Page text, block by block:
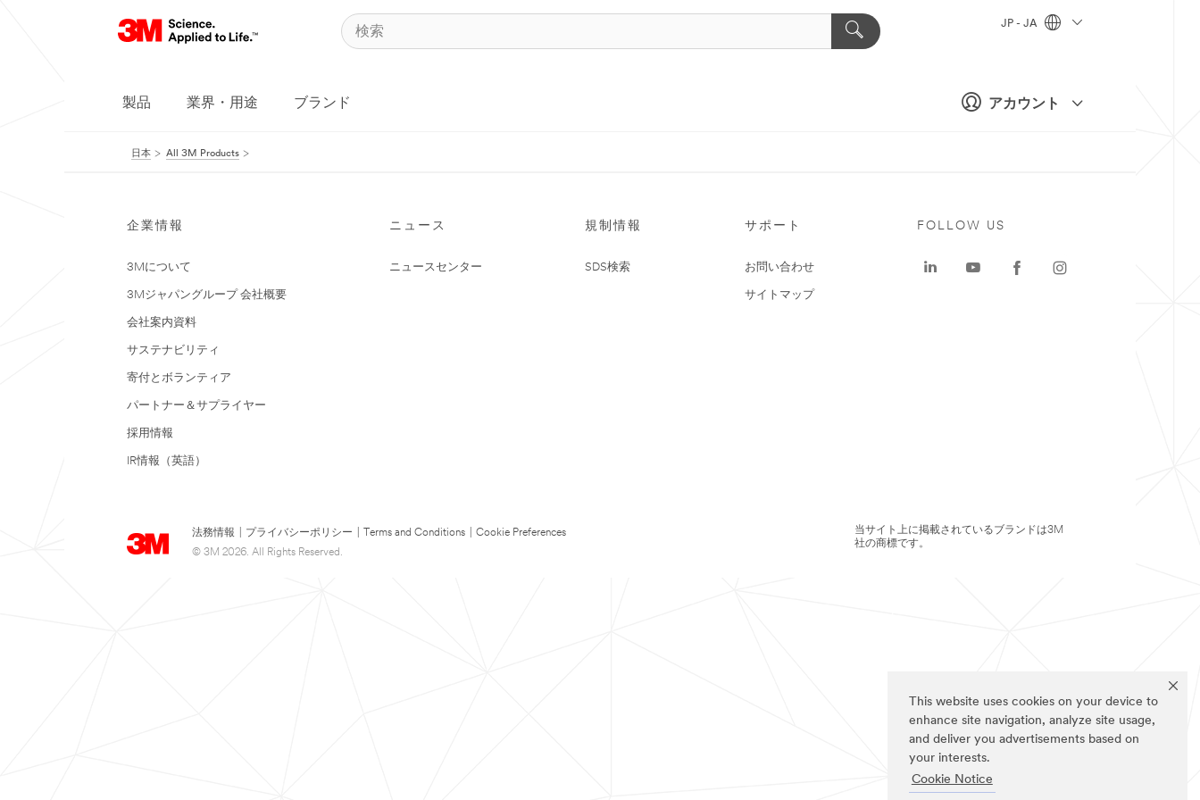
This website uses cookies on your device to
enhance site navigation, analyze site usage,
and deliver you advertisements based on
your interests.
Cookie Notice
アカウント
JP - JA
製品 業界・用途 ブランド
日本 All 3M Products
企業情報
3Mについて
3Mジャパングループ 会社概要
会社案内資料
サステナビリティ
寄付とボランティア
パートナー＆サプライヤー
採用情報
IR情報（英語）
ニュース
ニュースセンター
規制情報
SDS検索
サポート
お問い合わせ
サイトマップ
法務情報 プライバシーポリシー Terms and Conditions
Cookie Preferences
© 3M 2026. All Rights Reserved.
FOLLOW US
当サイト上に掲載されているブランドは3M
社の商標です。